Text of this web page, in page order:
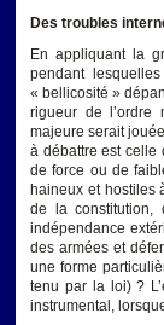
Des troubles
En appliquant la
pendant
« bellicosité »
rigueur de l’ordre
majeure serait
à débattre est celle
de force ou de
haineux et hostiles
de la
indépendance
des armées et
une forme
tenu par la loi) ?
instrumental,